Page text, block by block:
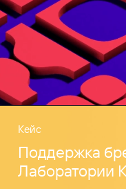
Кейс
Поддержка
Лаборатории